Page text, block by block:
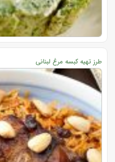
طرز تهیه کبسه مرغ لبنانی